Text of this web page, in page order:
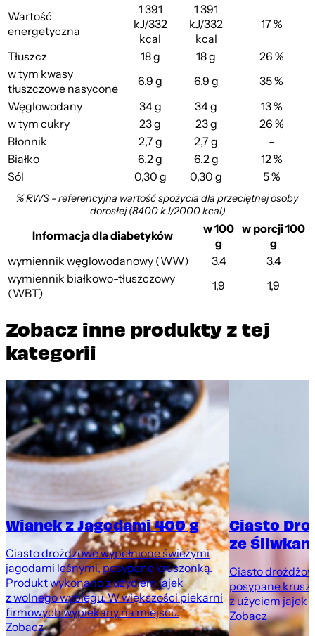
Wartość
energetyczna
1 391
kJ/332
kcal
1 391
kJ/332
kcal
17 %
Tłuszcz 18 g 18 g
26 %
w tym kwasy
tłuszczowe nasycone
6,9 g 6,9 g
35 %
Węglowodany
34 g 34 g
13 %
w tym cukry
23 g 23 g
26 %
Błonnik
2,7 g 2,7 g
–
Białko
6,2 g 6,2 g
12 %
Sól
0,30 g 0,30 g 5 %
% RWS - referencyjna wartość spożycia dla przeciętnej osoby
dorosłej (8400 kJ/2000 kcal)
Informacja dla diabetyków
w 100
g
w porcji 100
g
wymiennik węglowodanowy (WW)
3,4
3,4
wymiennik białkowo-tłuszczowy
(WBT)
1,9 1,9
Zobacz inne produkty z tej
kategorii
Wianek z Jagodami 400 g
Ciasto drożdżowe wypełnione świeżymi
jagodami leśnymi, posypane kruszonką.
Produkt wykonano z użyciem jajek
z wolnego wybiegu. W większości piekarni
firmowych wypiekany na miejscu.
Zobacz
Ciasto
ze
Ciasto
posypane
z użyciem jajek
Zobacz